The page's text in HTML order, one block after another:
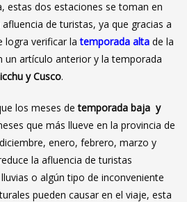
estas dos estaciones se toman en
de turistas, ya que gracias a
logra verificar latemporada alta de la
un artículo anterior y la temporada
y Cusco.
los meses detemporada baja y
que más llueve en la provincia de
enero, febrero, marzo y
la afluencia de turistas
o algún tipo de inconveniente
pueden causar en el viaje, esta